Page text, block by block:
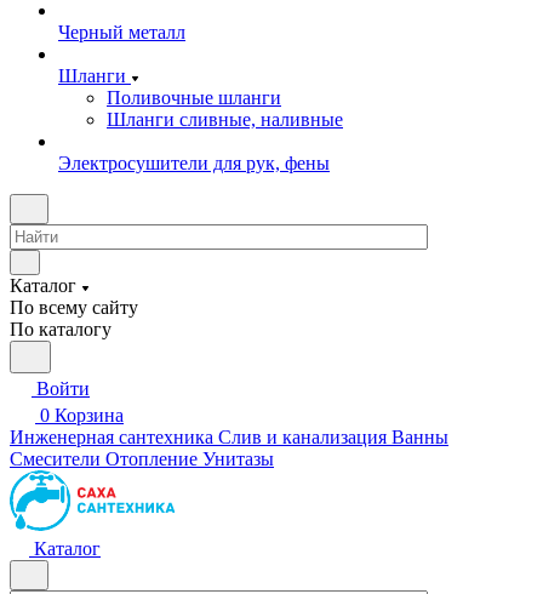
Черный металл
Шланги
Поливочные шланги
Шланги сливные, наливные
Электросушители для рук, фены
Каталог
По всему сайту
По каталогу
Войти
0 Корзина
Инженерная сантехника Слив и канализация Ванны
Смесители Отопление Унитазы
Каталог